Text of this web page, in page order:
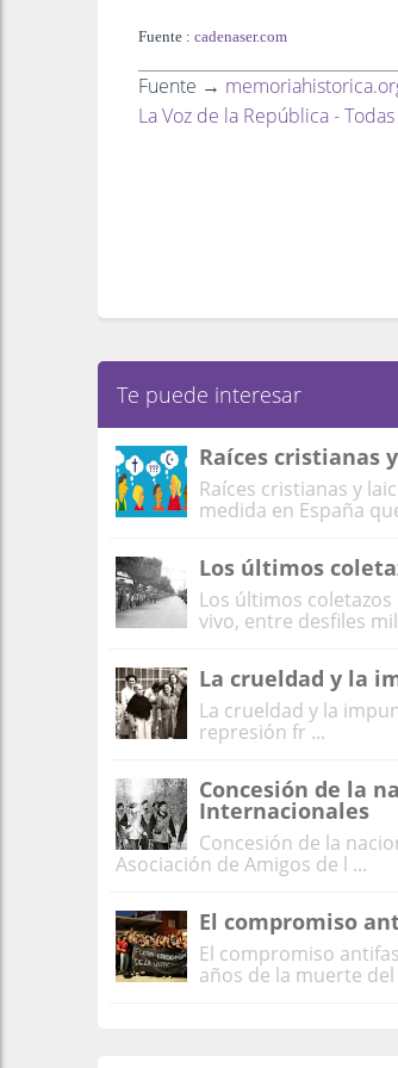
Fuente : cadenaser.com
Fuente →
La Voz de la República -
Te puede interesar
Raíces cristianas
Raíces cristianas y
medida en España
Los últimos
Los últimos
vivo, entre desfiles
La crueldad y la
La crueldad y la
represión fr ...
Concesión de la
Internacionales
Concesión de la
Asociación de Amigos de l ...
El compromiso
El compromiso
años de la muerte